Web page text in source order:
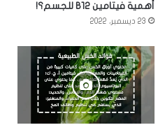
أهمية فيتامين B12 للجسم؟!
23 ديسمبر، 2022